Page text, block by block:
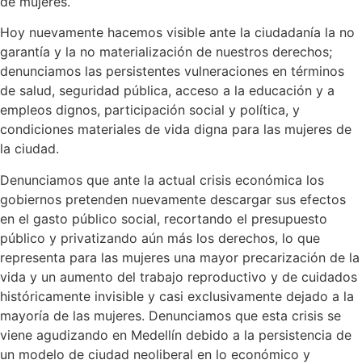
Hoy nuevamente hacemos visible ante la ciudadanía la no
garantía y la no materialización de nuestros derechos;
denunciamos las persistentes vulneraciones en términos
de salud, seguridad pública, acceso a la educación y a
empleos dignos, participación social y política, y
condiciones materiales de vida digna para las mujeres de
la ciudad.
Denunciamos que ante la actual crisis económica los
gobiernos pretenden nuevamente descargar sus efectos
en el gasto público social, recortando el presupuesto
público y privatizando aún más los derechos, lo que
representa para las mujeres una mayor precarización de la
vida y un aumento del trabajo reproductivo y de cuidados
históricamente invisible y casi exclusivamente dejado a la
mayoría de las mujeres. Denunciamos que esta crisis se
viene agudizando en Medellín debido a la persistencia de
un modelo de ciudad neoliberal en lo económico y